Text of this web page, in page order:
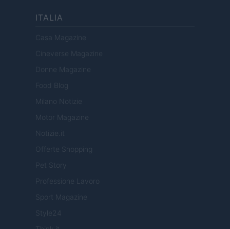
ITALIA
Casa Magazine
Cineverse Magazine
Donne Magazine
Food Blog
Milano Notizie
Motor Magazine
Notizie.it
Offerte Shopping
Pet Story
Professione Lavoro
Sport Magazine
Style24